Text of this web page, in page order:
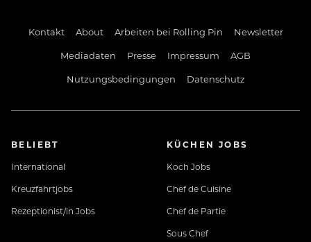
Kontakt About Arbeiten bei Rolling Pin
Newsletter
Mediadaten
Presse Impressum
AGB
Nutzungsbedingungen
Datenschutz
BELIEBT
International
Kreuzfahrtjobs
Rezeptionist/in Jobs
KÜCHEN JOBS
Koch Jobs
Chef de Cuisine
Chef de Partie
Sous Chef